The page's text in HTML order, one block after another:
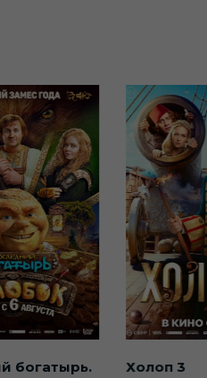
Холоп 3
богатырь.